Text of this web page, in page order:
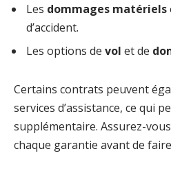
Les dommages matériels
d’accident.
Les options de vol et de
Certains contrats peuvent
services d’assistance, ce qui
supplémentaire. Assurez-
chaque garantie avant de